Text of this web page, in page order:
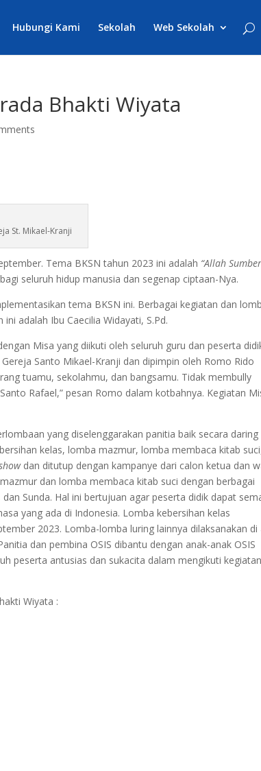
Hubungi Kami Sekolah Web Sekolah
Bhakti Wiyata
St. Mikael-Kranji
Tema BKSN tahun 2023 ini adalah “Allah
seluruh hidup manusia dan segenap ciptaan-Nya.
tema BKSN ini. Berbagai kegiatan dan
adalah Ibu Caecilia Widayati, S.Pd.
Misa yang diikuti oleh seluruh guru dan peserta
Santo Mikael-Kranji dan dipimpin oleh Romo Rido
tuamu, sekolahmu, dan bangsamu. Tidak membully
Rafael,” pesan Romo dalam kotbahnya. Kegiatan
yang diselenggarakan panitia baik secara daring
kelas, lomba mazmur, lomba membaca kitab
dan ditutup dengan kampanye dari calon ketua dan
dan lomba membaca kitab suci dengan berbagai
Sunda. Hal ini bertujuan agar peserta didik dapat
yang ada di Indonesia. Lomba kebersihan kelas
2023. Lomba-lomba luring lainnya dilaksanakan di
dan pembina OSIS dibantu dengan anak-anak OSIS
peserta antusias dan sukacita dalam mengikuti
Wiyata :